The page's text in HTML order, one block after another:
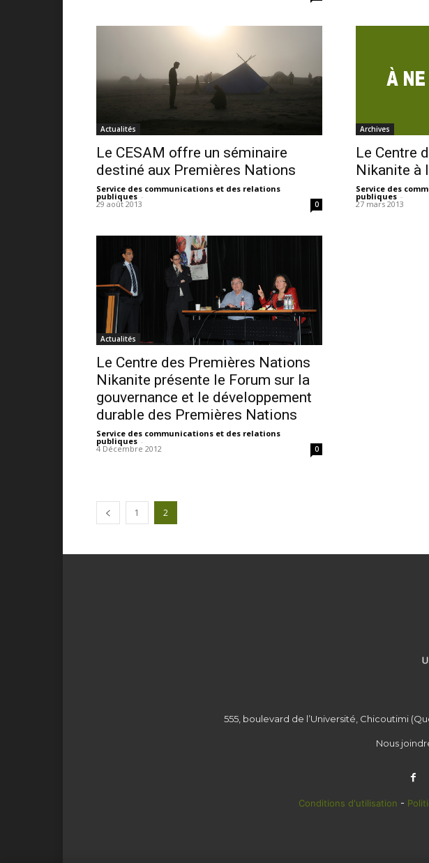
Actualités
Le CESAM offre un séminaire
destiné aux Premières Nations
Service des communications et des relations
publiques -
29 août 2013 0
Archives
Le Centre
Nikanite à
Service des
publiques -
27 mars 2013
Actualités
Le Centre des Premières Nations
Nikanite présente le Forum sur la
gouvernance et le développement
durable des Premières Nations
Service des communications et des relations
publiques -
4 Décembre 2012 0
1 2
555, boulevard de l’Université, Chicoutimi
Nous
Conditions d'utilisation -